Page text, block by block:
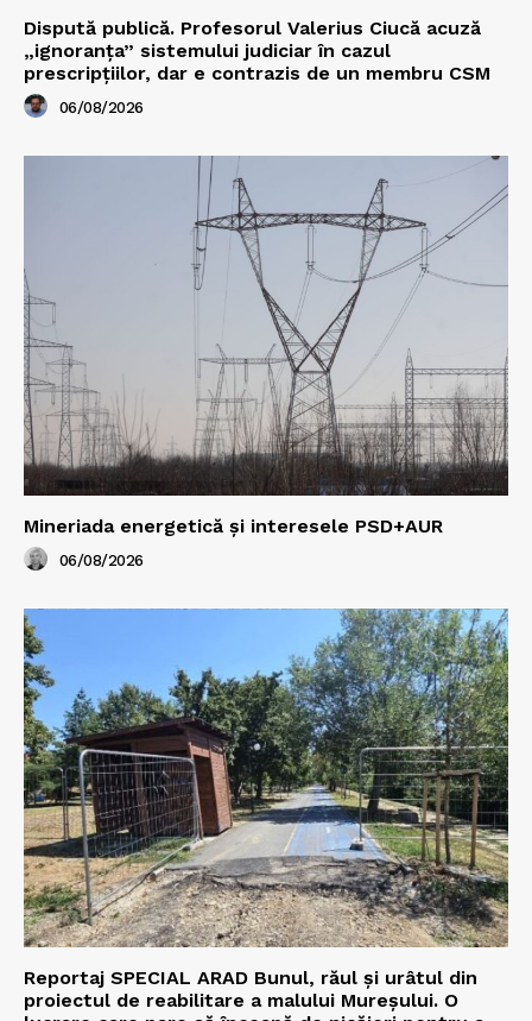
Dispută publică. Profesorul Valerius Ciucă acuză
„ignoranța” sistemului judiciar în cazul
prescripțiilor, dar e contrazis de un membru CSM
06/08/2026
Mineriada energetică și interesele PSD+AUR
06/08/2026
Reportaj SPECIAL ARAD Bunul, răul și urâtul din
proiectul de reabilitare a malului Mureșului. O